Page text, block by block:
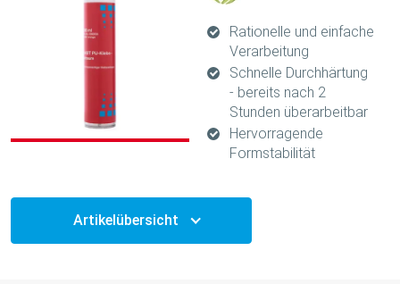
Rationelle und einfache
Verarbeitung
Schnelle Durchhärtung
- bereits nach 2
Stunden überarbeitbar
Hervorragende
Formstabilität
Artikelübersicht